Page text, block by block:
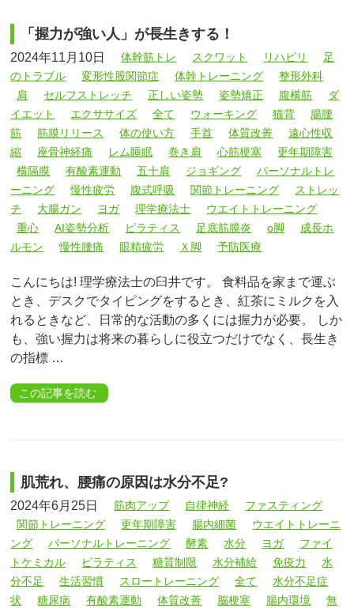
「握力が強い人」が長生きする！
2024年11月10日 体幹筋トレ スクワット リハビリ
足
のトラブル
変形性股関節症 体幹トレーニング
整形外科
肩
セルフストレッチ 正しい姿勢 姿勢矯正 腹横筋
ダ
イエット
エクササイズ 全て ウォーキング 猫背
腸腰
筋
筋膜リリース 体の使い方 手首 体質改善
遠心性収
縮
座骨神経痛 レム睡眠 巻き肩 心筋梗塞
更年期障害
横隔膜
有酸素運動 五十肩 ジョギング
パーソナルトレ
ーニング
慢性疲労 腹式呼吸 関節トレーニング
ストレッ
チ
大腸ガン ヨガ 理学療法士
ウエイトトレーニング
重心
AI姿勢分析 ピラティス 足底筋膜炎 o脚
成長ホ
ルモン
慢性腰痛 眼精疲労 Ｘ脚 予防医療
こんにちは! 理学療法士の臼井です。 食料品を家まで運ぶ
とき、デスクでタイピングをするとき、紅茶にミルクを入
れるときなど、日常的な活動の多くには握力が必要。 しか
も、強い握力は将来の暮らしに役立つだけでなく、長生き
の指標 …
この記事を読む
肌荒れ、腰痛の原因は水分不足?
2024年6月25日 筋肉アップ 自律神経
ファスティング
関節トレーニング
更年期障害 腸内細菌
ウエイトトレーニ
ング
パーソナルトレーニング 酵素 水分 ヨガ
ファイ
トケミカル
ピラティス 糖質制限 水分補給 免疫力
水
分不足
生活習慣 スロートレーニング 全て
水分不足症
状
糖尿病 有酸素運動 体質改善 脳梗塞 腸内環境
無